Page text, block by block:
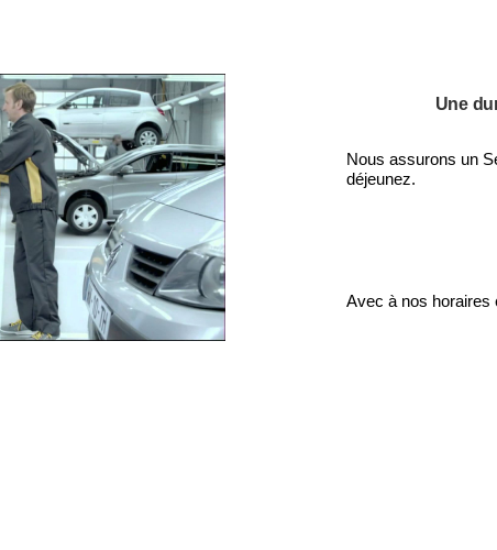
Une
Nous assurons un
déjeunez.
Avec à nos horaires